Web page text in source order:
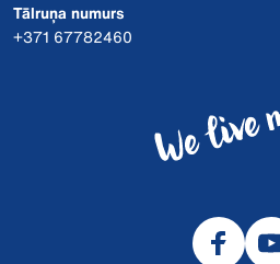
Tālruņa numurs
+371 67782460